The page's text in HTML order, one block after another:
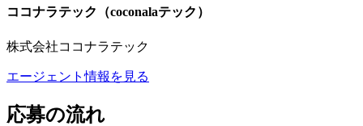
ココナラテック（coconalaテック）
株式会社ココナラテック
エージェント情報を見る
応募の流れ